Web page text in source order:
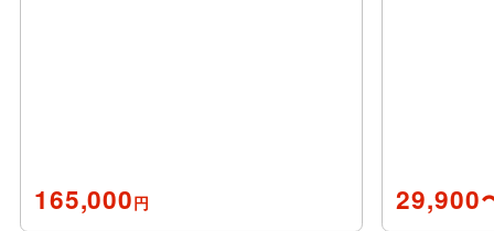
165,000円 29,900